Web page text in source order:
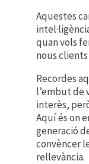
Aquestes
quan vols
nous
Recordes
l’embut de
interès,
Aquí és on
generació
convèncer
rellevància.